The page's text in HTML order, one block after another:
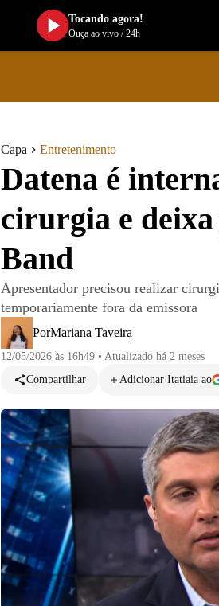
Capa Entretenimento
Datena é
cirurgia e
Band
Apresentador precisou realizar
temporariamente fora da emissora
PorMariana Taveira
12/05/2026 às 16h49 • Atualizado há 2 meses
Compartilhar
Adicionar Itatiaia ao
Tocando agora!
Ouça ao vivo/24h